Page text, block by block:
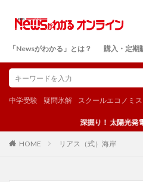
「Newsがわかる」とは？ 購入・定期
中学受験 疑問氷解 スクールエコノミ
深掘り！ 太陽光発
HOME リアス（式）海岸
検索